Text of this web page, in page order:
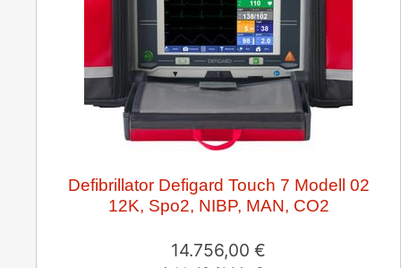
Defibrillator Defigard Touch 7 Modell 02
12K, Spo2, NIBP, MAN, CO2
14.756,00 €